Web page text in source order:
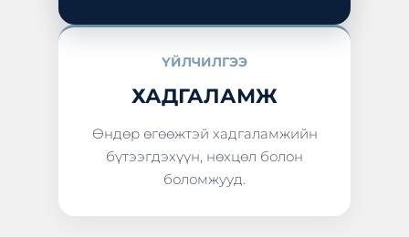
ҮЙЛЧИЛГЭЭ
ХАДГАЛАМЖ
Өндөр өгөөжтэй хадгаламжийн
бүтээгдэхүүн, нөхцөл болон
боломжууд.